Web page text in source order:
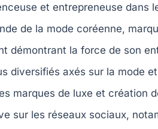
et entrepreneuse dans
de la mode coréenne,
démontrant la force de son
diversifiés axés sur la mode
marques de luxe et création
sur les réseaux sociaux,